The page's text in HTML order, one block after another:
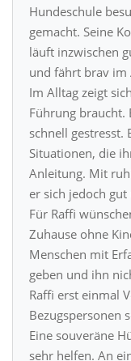
Hundeschule
gemacht. Seine
läuft inzwischen
und fährt brav im
Im Alltag zeigt
Führung braucht.
schnell gestresst.
Situationen, die
Anleitung. Mit
er sich jedoch
Für Raffi
Zuhause ohne
Menschen mit
geben und ihn
Raffi erst einmal
Bezugspersonen
Eine souveräne
sehr helfen. An